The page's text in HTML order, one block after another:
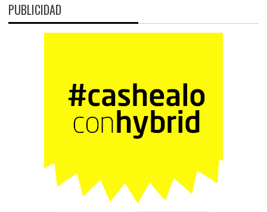
PUBLICIDAD